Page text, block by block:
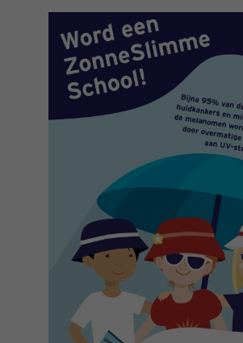
Ja, stuur mij de nieuwsbrief
VOORNAAM
Ja, stuur mij de nieuwsbrief
Ik aanvaard de
gebruiksvoorwaarden
Verder